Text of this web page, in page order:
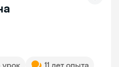
урок
11 лет опыта